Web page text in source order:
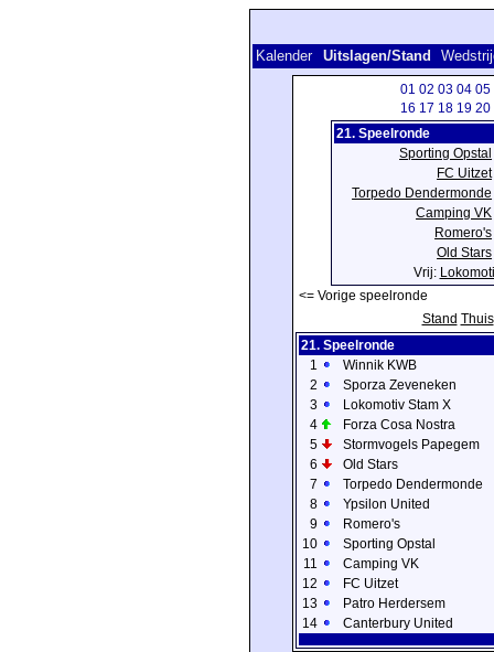
Kalender Uitslagen/Stand
01 02 03 04 05
16 17 18 19 20
21. Speelronde
Sporting Opstal
FC Uitzet
Torpedo Dendermonde
Camping VK
Romero's
Old Stars
Vrij:
<= Vorige speelronde
Stand Thuis
21. Speelronde
1
Winnik KWB
2
Sporza Zeveneken
3
Lokomotiv Stam X
4
Forza Cosa Nostra
5
Stormvogels Papegem
6
Old Stars
7
Torpedo Dendermonde
8
Ypsilon United
9
Romero's
10
Sporting Opstal
11
Camping VK
12
FC Uitzet
13
Patro Herdersem
14
Canterbury United